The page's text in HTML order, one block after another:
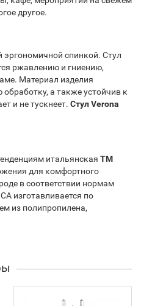
другое.
спинкой. Стул
ржавлению и гниению,
Материал изделия
а также устойчив к
и не тускнеет. Стул Verona
итальянская ТМ
для комфортного
в соответствии нормам
изготавливается по
из полипропилена,